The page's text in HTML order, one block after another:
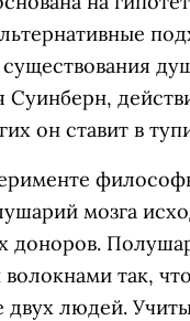
Суинберн,
он ставит в
мозга
доноров.
так,
людей.